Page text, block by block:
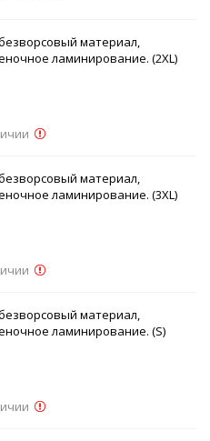
материал,
ламинирование. (2XL)
материал,
ламинирование. (3XL)
материал,
ламинирование. (S)